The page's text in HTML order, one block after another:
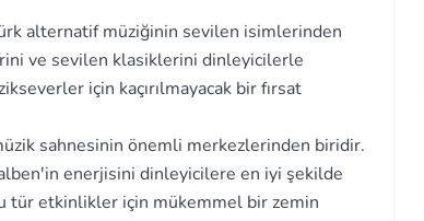
alternatif müziğinin sevilen isimlerinden
ve sevilen klasiklerini dinleyicilerle
için kaçırılmayacak bir fırsat
sahnesinin önemli merkezlerinden biridir.
enerjisini dinleyicilere en iyi şekilde
tür etkinlikler için mükemmel bir zemin